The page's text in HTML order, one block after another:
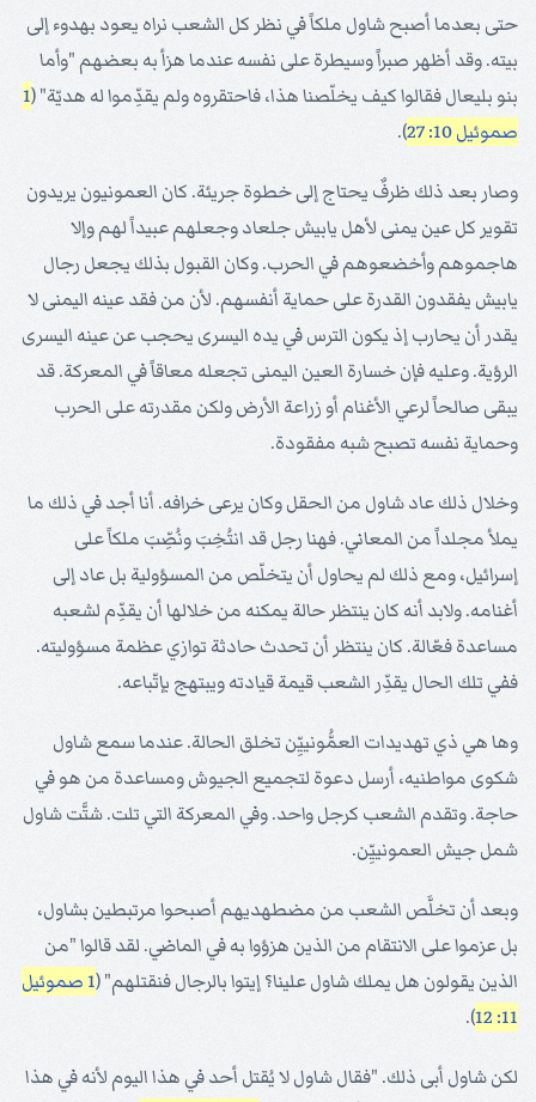
حتى بعدما أصبح شاول ملكاً في نظر كل الشعب نراه يعود بهدوء إلى
بيته. وقد أظهر صبراً وسيطرة على نفسه عندما هزأ به بعضهم "وأما
بنو بليعال فقالوا كيف يخلّصنا هذا، فاحتقروه ولم يقدِّموا له هديّة" (1
صموئيل 10: 27
).
وصار بعد ذلك ظرفٌ يحتاج إلى خطوة جريئة. كان العمونيون يريدون
تقوير كل عين يمنى لأهل يابيش جلعاد وجعلهم عبيداً لهم وإلا
هاجموهم وأخضعوهم في الحرب. وكان القبول بذلك يجعل رجال
يابيش يفقدون القدرة على حماية أنفسهم. لأن من فقد عينه اليمنى لا
يقدر أن يحارب إذ يكون الترس في يده اليسرى يحجب عن عينه اليسرى
الرؤية. وعليه فإن خسارة العين اليمنى تجعله معاقاً في المعركة. قد
يبقى صالحاً لرعي الأغنام أو زراعة الأرض ولكن مقدرته على الحرب
وحماية نفسه تصبح شبه مفقودة.
وخلال ذلك عاد شاول من الحقل وكان يرعى خرافه. أنا أجد في ذلك ما
يملأ مجلداً من المعاني. فهنا رجل قد انتُخِبَ ونُصِّبَ ملكاً على
إسرائيل، ومع ذلك لم يحاول أن يتخلّص من المسؤولية بل عاد إلى
أغنامه. ولابد أنه كان ينتظر حالة يمكنه من خلالها أن يقدِّم لشعبه
مساعدة فعّالة. كان ينتظر أن تحدث حادثة توازي عظمة مسؤوليته.
ففي تلك الحال يقدِّر الشعب قيمة قيادته ويبتهج بإتّباعه.
وها هي ذي تهديدات العمُّونييِّن تخلق الحالة. عندما سمع شاول
شكوى مواطنيه، أرسل دعوة لتجميع الجيوش ومساعدة من هو في
حاجة. وتقدم الشعب كرجل واحد. وفي المعركة التي تلت. شتَّت شاول
شمل جيش العمونييِّن.
وبعد أن تخلَّص الشعب من مضطهديهم أصبحوا مرتبطين بشاول،
بل عزموا على الانتقام من الذين هزؤوا به في الماضي. لقد قالوا "من
الذين يقولون هل يملك شاول علينا؟ إيتوا بالرجال فنقتلهم" ( 1 صموئيل
11: 12
).
لكن شاول أبى ذلك. "فقال شاول لا يُقتل أحد في هذا اليوم لأنه في هذا